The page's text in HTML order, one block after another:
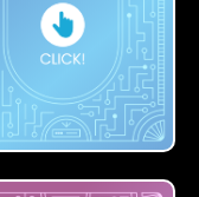
아숙업